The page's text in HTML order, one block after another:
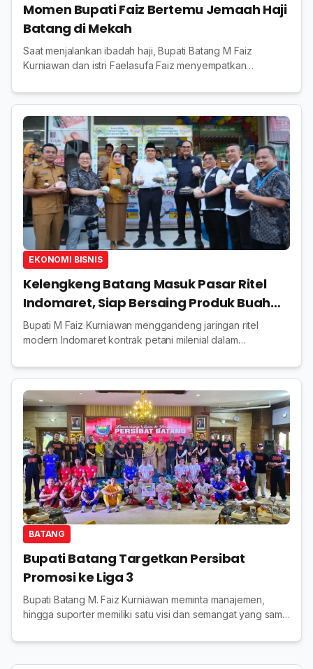
Momen Bupati Faiz Bertemu Jemaah Haji
Batang di Mekah
Saat menjalankan ibadah haji, Bupati Batang M Faiz
Kurniawan dan istri Faelasufa Faiz menyempatkan
2026.
EKONOMI BISNIS
Kelengkeng Batang Masuk Pasar Ritel
Indomaret, Siap Bersaing Produk Buah
Impor
Bupati M Faiz Kurniawan menggandeng jaringan ritel
modern Indomaret kontrak petani milenial dalam
BATANG
Bupati Batang Targetkan Persibat
Promosi ke Liga 3
Bupati Batang M. Faiz Kurniawan meminta manajemen,
hingga suporter memiliki satu visi dan semangat yang sama